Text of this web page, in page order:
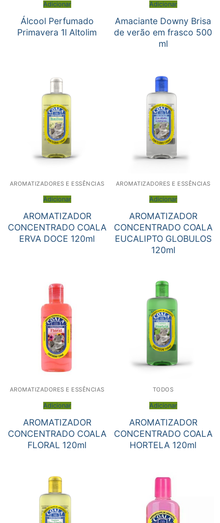
Adicionar
Álcool Perfumado
Primavera 1l Altolim
Adicionar
Amaciante Downy Brisa
de verão em frasco 500
ml
AROMATIZADORES E ESSÊNCIAS
Adicionar
AROMATIZADOR
CONCENTRADO COALA
ERVA DOCE 120ml
AROMATIZADORES E ESSÊNCIAS
Adicionar
AROMATIZADOR
CONCENTRADO COALA
EUCALIPTO GLOBULOS
120ml
AROMATIZADORES E ESSÊNCIAS
Adicionar
AROMATIZADOR
CONCENTRADO COALA
FLORAL 120ml
TODOS
Adicionar
AROMATIZADOR
CONCENTRADO COALA
HORTELA 120ml